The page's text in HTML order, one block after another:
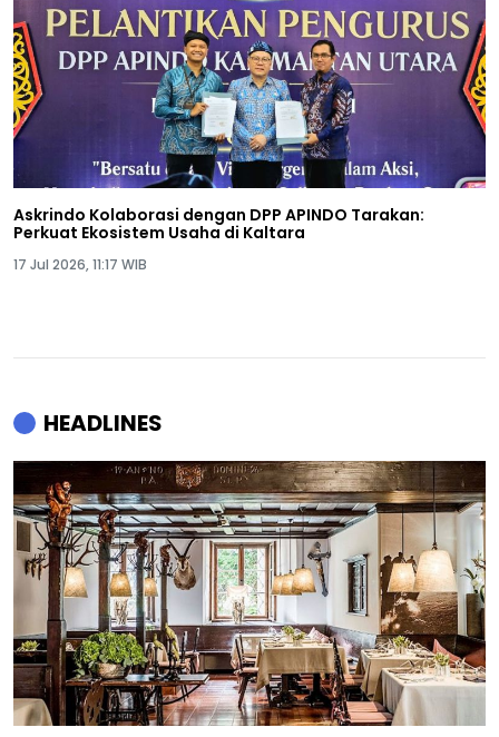
Askrindo Kolaborasi dengan DPP APINDO Tarakan:
Perkuat Ekosistem Usaha di Kaltara
17 Jul 2026, 11:17 WIB
HEADLINES